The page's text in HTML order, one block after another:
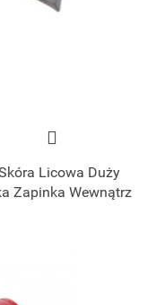
Licowa Duży
Zapinka Wewnątrz